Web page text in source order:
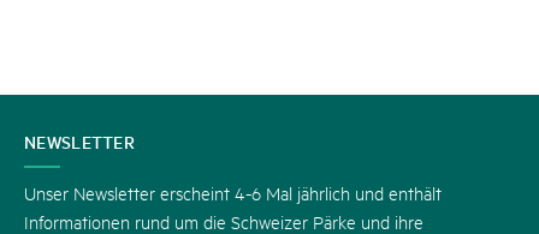
KONTAKT
NEWSLETTER
Unser Newsletter erscheint 4-6 Mal jährlich und enthält
Informationen rund um die Schweizer Pärke und ihre